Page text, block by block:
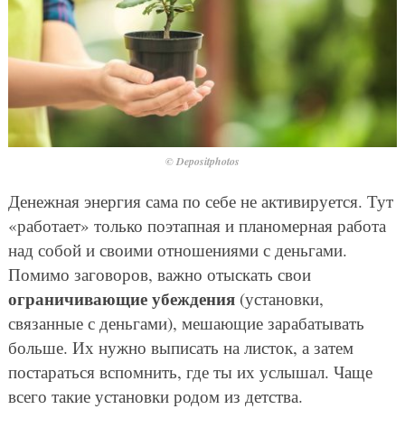
© Depositphotos
Денежная энергия сама по себе не активируется. Тут
«работает» только поэтапная и планомерная работа
над собой и своими отношениями с деньгами.
Помимо заговоров, важно отыскать свои
ограничивающие убеждения(установки,
связанные с деньгами), мешающие зарабатывать
больше. Их нужно выписать на листок, а затем
постараться вспомнить, где ты их услышал. Чаще
всего такие установки родом из детства.